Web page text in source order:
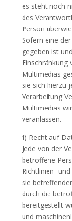
es steht noch
des
Person
Sofern eine
gegeben ist
Einschränkung
Multimedias
sie sich hierzu
Verarbeitung
Multimedias
veranlassen.
f) Recht auf
Jede von der
betroffene
Richtlinien-
sie
durch die
bereitgestellt
und